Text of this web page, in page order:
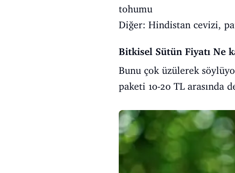
tohumu
Diğer: Hindistan cevizi,
Bitkisel Sütün Fiyatı Ne
Bunu çok üzülerek
paketi 10-20 TL arasında